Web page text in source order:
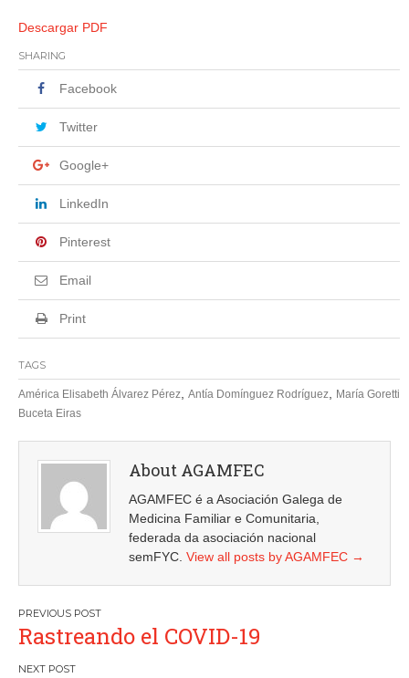
Descargar PDF
SHARING
Facebook
Twitter
Google+
LinkedIn
Pinterest
Email
Print
TAGS
América Elisabeth Álvarez Pérez Antía Domínguez Rodríguez
María Goretti
Buceta Eiras
About AGAMFEC
AGAMFEC é a Asociación Galega de
Medicina Familiar e Comunitaria,
federada da asociación nacional
semFYC. View all posts by AGAMFEC →
Navegación
de
Rastreando el COVID-19